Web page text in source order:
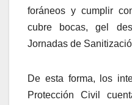
foráneos y cumplir
cubre bocas, gel
Jornadas de
De esta forma, los
Protección Civil